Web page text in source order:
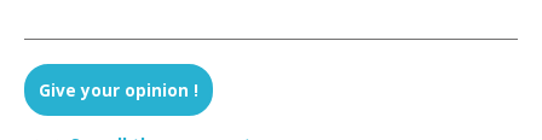
Give your opinion !